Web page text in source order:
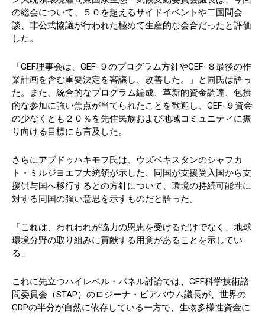
の総会について、５０を超えるサイドイベントや二国間会
談、非公式協議が行われた極めて生産的な会合だったと評価
した。
「GEF理事会は、GEF-９のプログラム方針やGEF-８最後の作
業計画を含む重要決定を審議し、改善した。」と同氏は語っ
た。また、統合的なプログラム編成、革新的資金調達、包摂
的な参加に強い焦点が当てられたことを歓迎し、GEF-９資金
の少なくとも２０％を先住民族および地域コミュニティに振
り向ける目標にも言及した。
さらにアブドゥハキモフ氏は、ウズベキスタンのシャフカ
ト・ミルジヨエフ大統領が示した、同国が支援受入国から支
援供与国へ移行するとの方針について、環境の持続可能性に
対する同国の強い意思を示すものだと語った。
「これは、われわれが協力の恩恵を受けるだけでなく、地球
環境分野の取り組みに貢献する用意があることを示してい
る」
これに先立つハイレベル・パネル討論では、GEF科学技術諮
問委員会（STAP）のロジーナ・ビアバウム議長が、世界の
GDPの半分が自然に依存している一方で、生物多様性資金に